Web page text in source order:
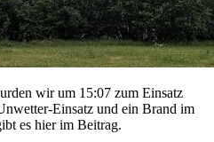
wir um 15:07 zum Einsatz
Einsatz und ein Brand im
es hier im Beitrag.